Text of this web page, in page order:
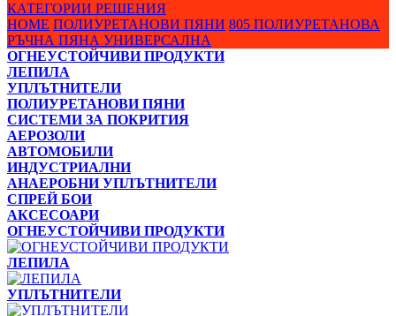
КАТЕГОРИИ РЕШЕНИЯ
HOME ПОЛИУРЕТАНОВИ ПЯНИ 805 ПОЛИУРЕТАНОВА
РЪЧНА ПЯНА УНИВЕРСАЛНА
ОГНЕУСТОЙЧИВИ ПРОДУКТИ
ЛЕПИЛА
УПЛЪТНИТЕЛИ
ПОЛИУРЕТАНОВИ ПЯНИ
СИСТЕМИ ЗА ПОКРИТИЯ
АЕРОЗОЛИ
АВТОМОБИЛИ
ИНДУСТРИАЛНИ
АНАЕРОБНИ УПЛЪТНИТЕЛИ
СПРЕЙ БОИ
АКСЕСОАРИ
ОГНЕУСТОЙЧИВИ ПРОДУКТИ
ЛЕПИЛА
УПЛЪТНИТЕЛИ